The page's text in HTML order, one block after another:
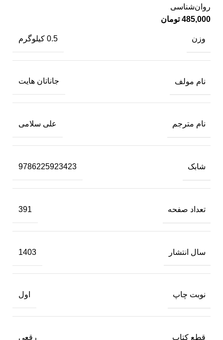
روان‌شناسی
485,000 تومان
وزن 0.5 کیلوگرم
نام مولف جاناتان هایت
نام مترجم علی سلامی
شابک 9786225923423
تعداد صفحه 391
سال انتشار 1403
نوبت چاپ اول
قطع کتاب رقعی